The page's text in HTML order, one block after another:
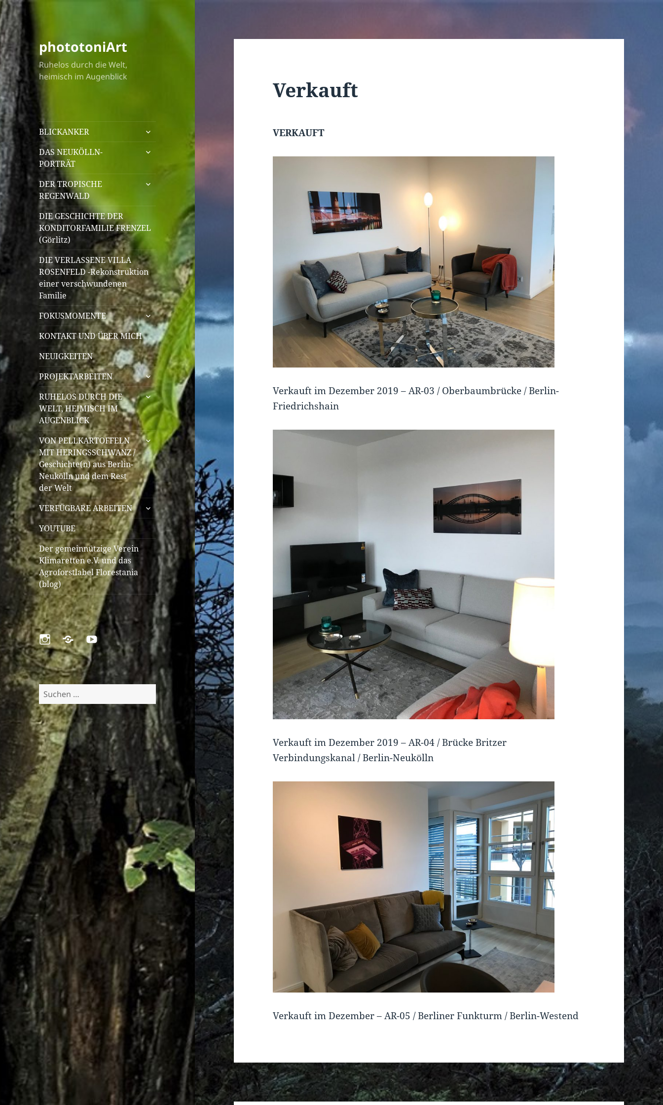
phototoniArt
Ruhelos durch die Welt,
heimisch im Augenblick
BLICKANKER
untermenü
öffnen
DAS NEUKÖLLN-
PORTRÄT
untermenü
DER TROPISCHE
REGENWALD
untermenü
DIE GESCHICHTE DER
KONDITORFAMILIE FRENZEL
(Görlitz)
DIE VERLASSENE VILLA
ROSENFELD -Rekonstruktion
einer verschwundenen
Familie
FOKUSMOMENTE
untermenü
öffnen
KONTAKT UND ÜBER MICH
NEUIGKEITEN
PROJEKTARBEITEN
untermenü
öffnen
RUHELOS DURCH DIE
WELT, HEIMISCH IM
AUGENBLICK
untermenü
öffnen
VON PELLKARTOFFELN
MIT HERINGSSCHWANZ /
Geschichte(n) aus Berlin-
Neukölln und dem Rest
der Welt
untermenü
öffnen
VERFÜGBARE ARBEITEN
untermenü
öffnen
YOUTUBE
Der gemeinnützige Verein
Klimaretten e.V. und das
Agroforstlabel Florestania
(blog)
Instagram
PinterestYouTube
Suchen
nach:
Verkauft
VERKAUFT
Verkauft im Dezember 2019 – AR-03 / Oberbaumbrücke / Berlin-
Friedrichshain
Verkauft im Dezember 2019 – AR-04 / Brücke Britzer
Verbindungskanal / Berlin-Neukölln
Verkauft im Dezember – AR-05 / Berliner Funkturm / Berlin-Westend